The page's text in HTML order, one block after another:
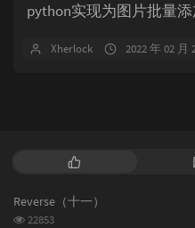
python实现为图片批量
Xherlock 2022 年 02 月
热
Reverse（十一）
浏
22853